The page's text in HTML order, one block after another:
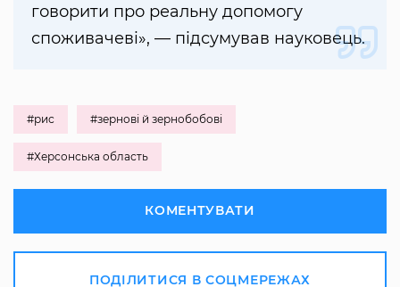
говорити про реальну допомогу
споживачеві», — підсумував науковець.
#рис #зернові й зернобобові
#Херсонська область
КОМЕНТУВАТИ
ПОДІЛИТИСЯ В СОЦМЕРЕЖАХ